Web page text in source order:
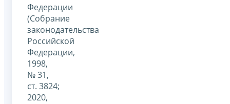
Федерации
(Собрание
законодательства
Российской
Федерации,
1998,
№ 31,
ст. 3824;
2020,